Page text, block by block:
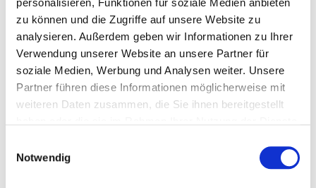
personalisieren, Funktionen für soziale Medien anbieten
zu können und die Zugriffe auf unsere Website zu
analysieren. Außerdem geben wir Informationen zu Ihrer
Verwendung unserer Website an unsere Partner für
soziale Medien, Werbung und Analysen weiter. Unsere
Partner führen diese Informationen möglicherweise mit
weiteren Daten zusammen, die Sie ihnen bereitgestellt
Notwendig